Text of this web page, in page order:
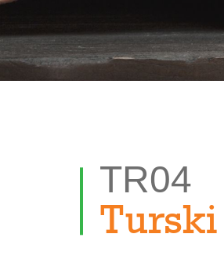
TR04
Turski